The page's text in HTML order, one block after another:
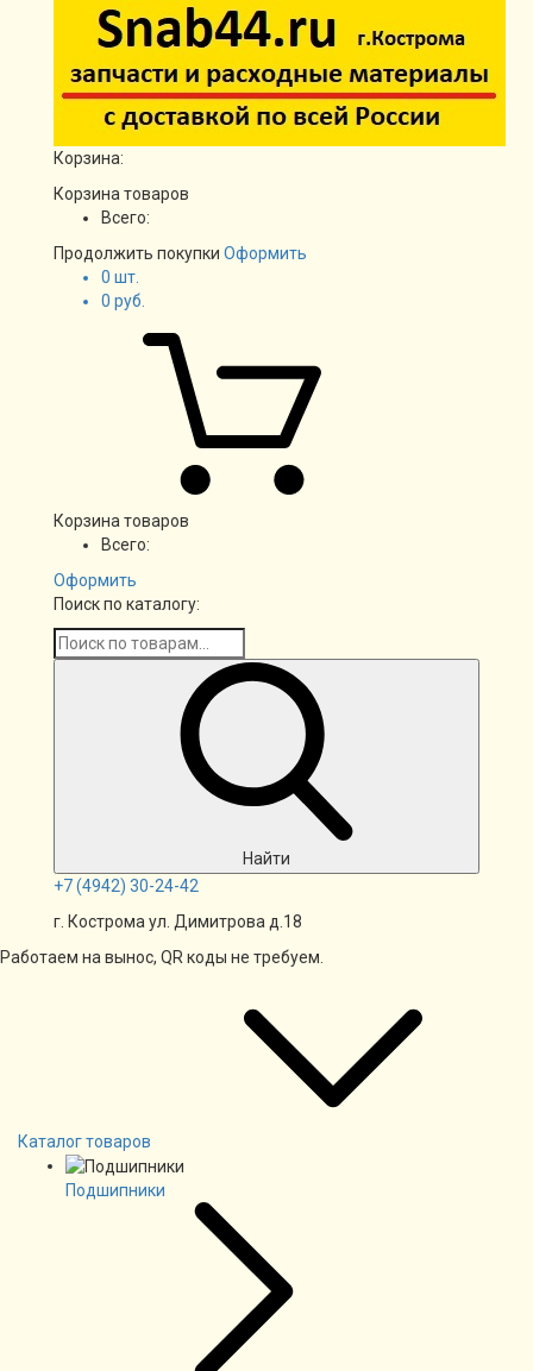
Корзина:
Корзина товаров
Всего:
Продолжить покупки Оформить
0 шт.
0 руб.
Корзина товаров
Всего:
Оформить
Поиск по каталогу:
Найти
+7(4942) 30-24-42
г. Кострома ул. Димитрова д.18
Работаем на вынос, QR коды не требуем.
Каталог товаров
Подшипники